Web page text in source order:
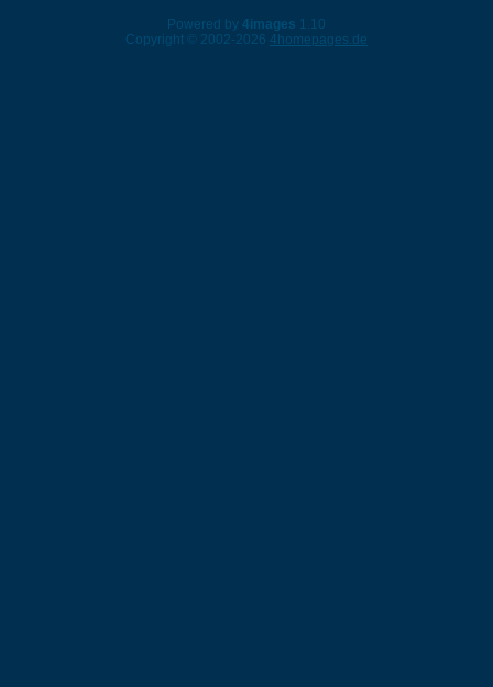
Powered by 4images 1.10
Copyright © 2002-2026 4homepages.de